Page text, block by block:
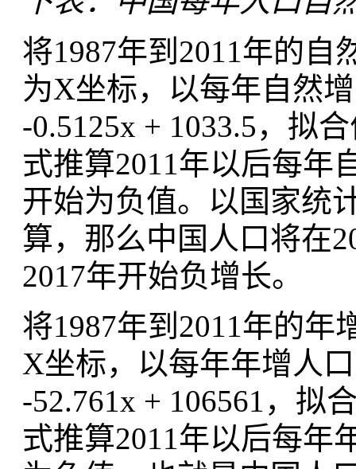
将1987年到2011年的
为X坐标，以每年自然
-0.5125x + 1033.5，拟
式推算2011年以后每年
开始为负值。以国家统
算，那么中国人口将在
2017年开始负增长。
将1987年到2011年的
X坐标，以每年年增人
-52.761x + 106561，拟
式推算2011年以后每年